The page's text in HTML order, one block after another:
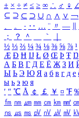
± × ÷ ≠ ≤ ≥ ∞ ∴ ♂ ♀
⊆ ⊇ ⊂ ⊃ ∪ ∩ ∧ ∨ ￢
、
。 · ‥ … ¨ 〃 ―
；
？ ＾ ｀
½ ⅓ ⅔ ¼ ¾ ⅛ ⅜ ⅝ ⅞ ¹
Æ Ð Ħ Ĳ Ł Ø Œ Þ Ŧ Ŋ
А Б В Г Д Е Ё Ж З И
Ы Ь Э Ю Я а б в г д е
ы ь э ю я
′ ″ ℃ Å ￠ ￡ ￥ ¤ ℉
㎙ ㎚ ㎛ ㎜ ㎝ ㎞ ㎟
㎱ ㎲ ㎳ ㎴ ㎵ ㎶ ㎷